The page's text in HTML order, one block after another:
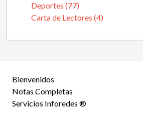
Deportes (77)
Carta de Lectores (4)
Bienvenidos
Notas Completas
Servicios Inforedes ®